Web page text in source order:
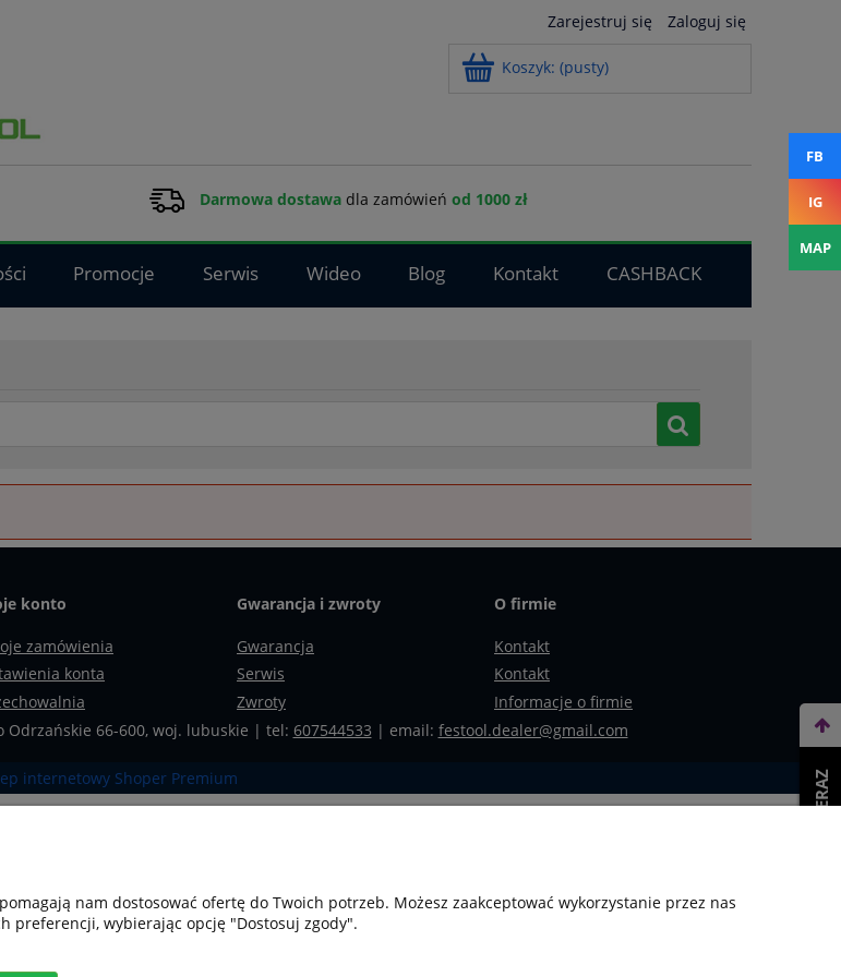
Zarejestruj się Zaloguj się
Koszyk: (pusty)
Darmowa dostawadla zamówień od 1000 zł
Promocje Serwis Wideo Blog Kontakt CASHBACK
konto
zamówienia
konta
Gwarancja i zwroty
Gwarancja
Serwis
Zwroty
O firmie
Kontakt
Kontakt
Informacje o firmie
Odrzańskie 66-600, woj. lubuskie | tel: 607544533 | email: festool.dealer@gmail.com
FB
IG
MAP
WEŹ LEASING TERAZ
internetowy Shoper Premium
nam dostosować ofertę do Twoich potrzeb. Możesz zaakceptować wykorzystanie przez nas
preferencji, wybierając opcję "Dostosuj zgody".